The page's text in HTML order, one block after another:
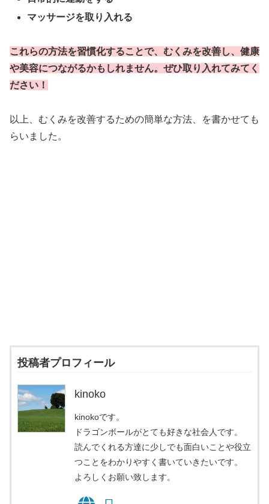
マッサージを取り入れる
これらの方法を習慣化することで、むくみを改善し、健康
や美容につながるかもしれません。ぜひ取り入れてみてく
ださい！
以上、むくみを改善するための簡単な方法、を書かせても
らいました。
投稿者プロフィール
kinoko
kinokoです。
ドラゴンボールがとても好きな社会人です。
読んでくれる方達に少しでも面白いことや役立
つことをわかりやすく書いていきたいです。
よろしくお願い致します。